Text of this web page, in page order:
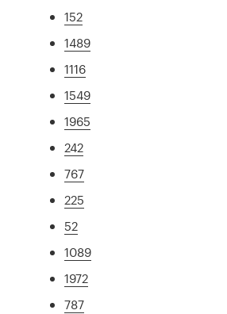
152
1489
1116
1549
1965
242
767
225
52
1089
1972
787